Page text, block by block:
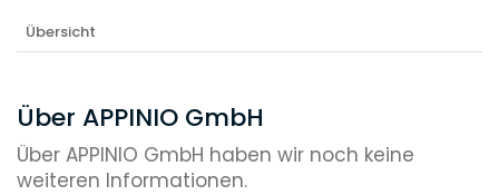
Übersicht
Über APPINIO GmbH
Über APPINIO GmbH haben wir noch keine
weiteren Informationen.